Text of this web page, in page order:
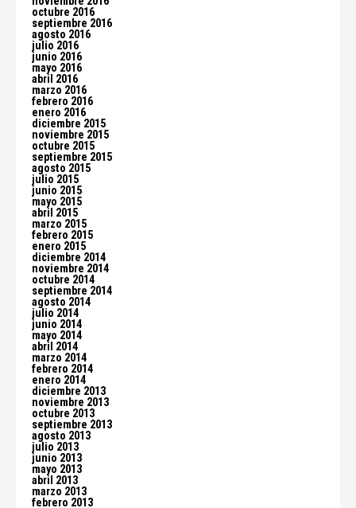
octubre 2016
septiembre 2016
agosto 2016
julio 2016
junio 2016
mayo 2016
abril 2016
marzo 2016
febrero 2016
enero 2016
diciembre 2015
noviembre 2015
octubre 2015
septiembre 2015
agosto 2015
julio 2015
junio 2015
mayo 2015
abril 2015
marzo 2015
febrero 2015
enero 2015
diciembre 2014
noviembre 2014
octubre 2014
septiembre 2014
agosto 2014
julio 2014
junio 2014
mayo 2014
abril 2014
marzo 2014
febrero 2014
enero 2014
diciembre 2013
noviembre 2013
octubre 2013
septiembre 2013
agosto 2013
julio 2013
junio 2013
mayo 2013
abril 2013
marzo 2013
febrero 2013